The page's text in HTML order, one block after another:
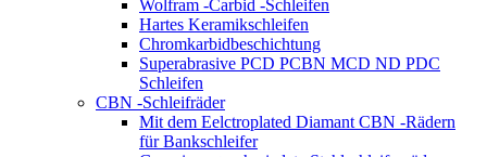
Wolfram -Carbid -Schleifen
Hartes Keramikschleifen
Chromkarbidbeschichtung
Superabrasive PCD PCBN MCD ND PDC
Schleifen
CBN -Schleifräder
Mit dem Eelctroplated Diamant CBN -Rädern
für Bankschleifer